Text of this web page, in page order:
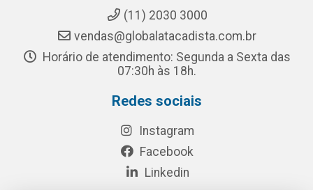
(11) 2030 3000
vendas@globalatacadista.com.br
Horário de atendimento: Segunda a Sexta das
07:30h às 18h.
Redes sociais
Instagram
Facebook
Linkedin